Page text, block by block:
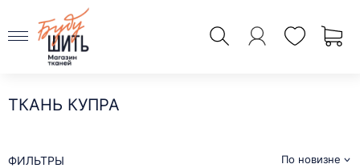
ТКАНЬ КУПРА
По новизне
ФИЛЬТРЫ